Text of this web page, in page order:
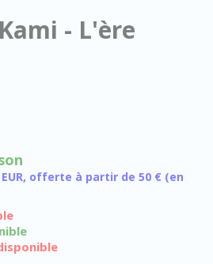
- L'ère
offerte à partir de 50 € (en